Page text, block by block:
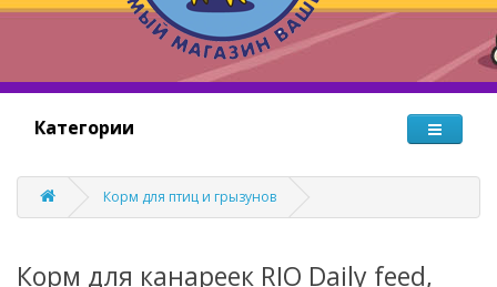
Категории
Корм для птиц и грызунов
Корм для канареек RIO Daily feed,